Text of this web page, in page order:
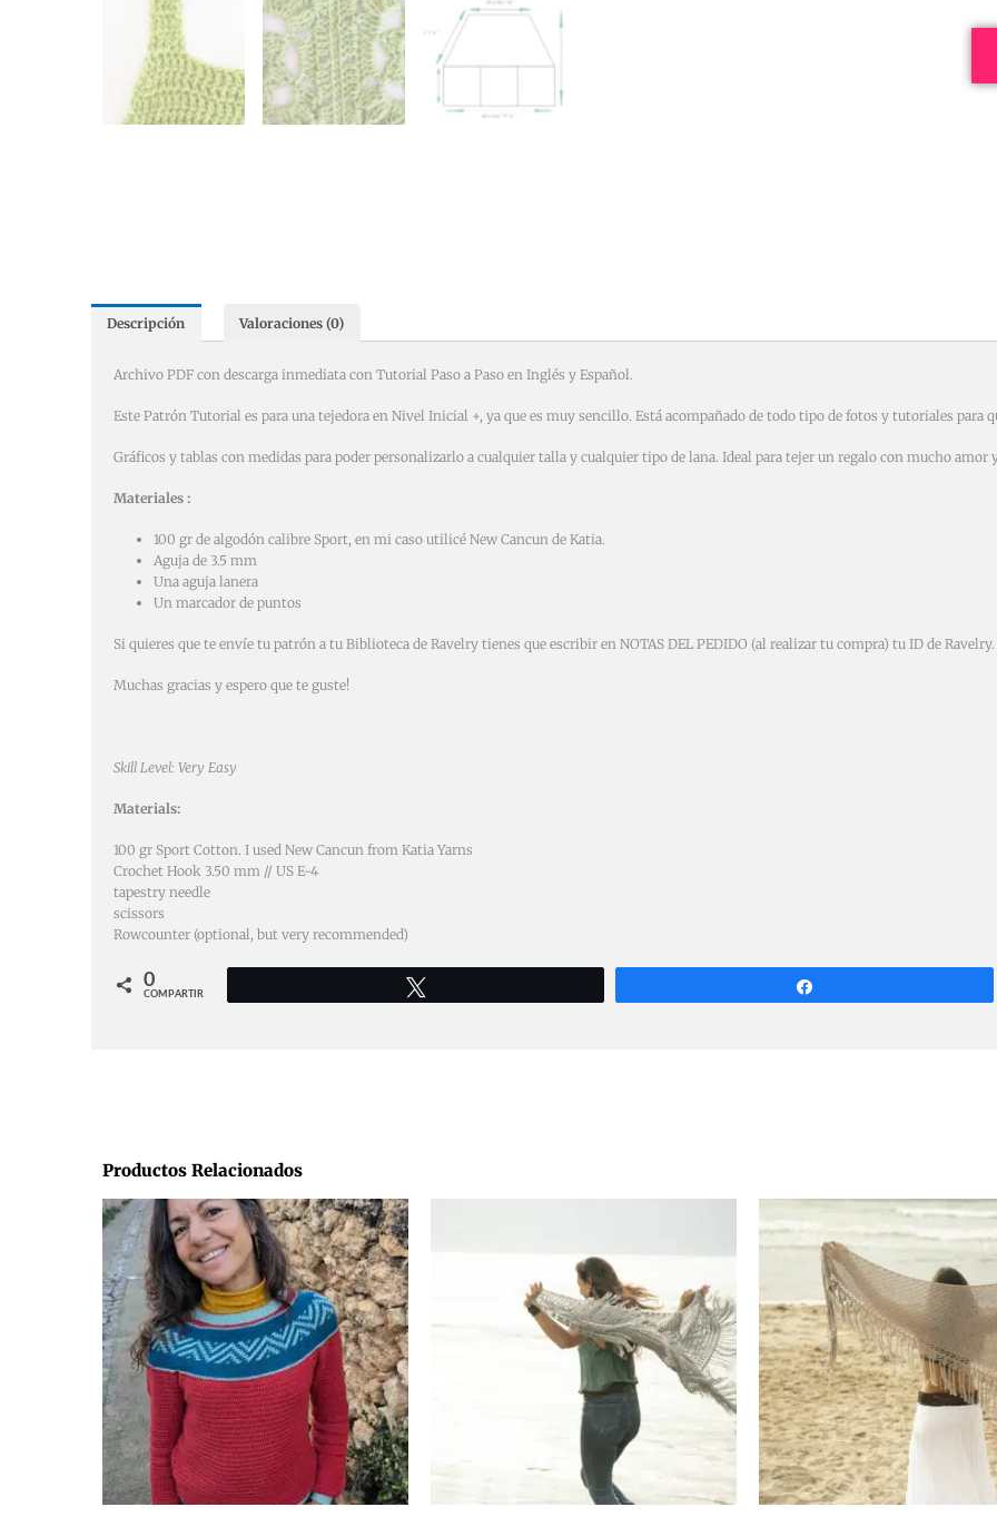
Descripción Valoraciones (0)
Archivo PDF con descarga inmediata con Tutorial Paso a Paso en Inglés y Español.
Este Patrón Tutorial es para una tejedora en Nivel Inicial +, ya que es muy sencillo. Está acompañado de todo tipo de fotos y tutoriales para
Gráficos y tablas con medidas para poder personalizarlo a cualquier talla y cualquier tipo de lana. Ideal para tejer un regalo con mucho amor
Materiales :
100 gr de algodón calibre Sport, en mi caso utilicé New Cancun de Katia.
Aguja de 3.5 mm
Una aguja lanera
Un marcador de puntos
Si quieres que te envíe tu patrón a tu Biblioteca de Ravelry tienes que escribir en NOTAS DEL PEDIDO (al realizar tu compra) tu ID de
Muchas gracias y espero que te guste!
Skill Level: Very Easy
Materials:
100 gr Sport Cotton. I used New Cancun from Katia Yarns
Crochet Hook 3.50 mm // US E-4
tapestry needle
scissors
Rowcounter (optional, but very recommended)
0
COMPARTIR
Productos Relacionados